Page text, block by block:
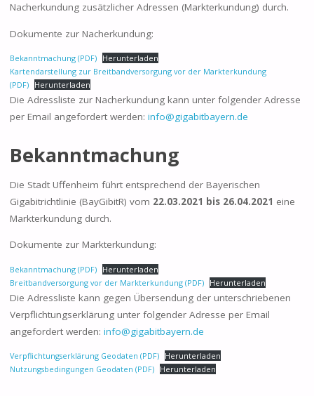
Nacherkundung zusätzlicher Adressen (Markterkundung) durch.
Dokumente zur Nacherkundung:
Bekanntmachung (PDF)
Herunterladen
Kartendarstellung zur Breitbandversorgung vor der Markterkundung
(PDF)
Herunterladen
Die Adressliste zur Nacherkundung kann unter folgender Adresse
per Email angefordert werden: info@gigabitbayern.de
Bekanntmachung
Die Stadt Uffenheim führt entsprechend der Bayerischen
Gigabitrichtlinie (BayGibitR) vom 22.03.2021 bis 26.04.2021 eine
Markterkundung durch.
Dokumente zur Markterkundung:
Bekanntmachung (PDF)
Herunterladen
Breitbandversorgung vor der Markterkundung (PDF)
Herunterladen
Die Adressliste kann gegen Übersendung der unterschriebenen
Verpflichtungserklärung unter folgender Adresse per Email
angefordert werden: info@gigabitbayern.de
Verpflichtungserklärung Geodaten (PDF)
Herunterladen
Nutzungsbedingungen Geodaten (PDF)
Herunterladen